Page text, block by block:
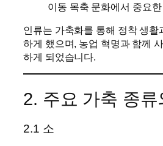
이동 목축 문화에서 중요
인류는 가축화를 통해 정착 생활
하게 했으며, 농업 혁명과 함께
하게 되었습니다.
2. 주요 가축 종류
2.1 소